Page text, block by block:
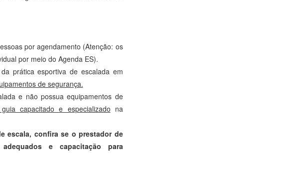
por agendamento (Atenção: os
por meio do Agenda ES).
prática esportiva de escalada em
de segurança.
e não possua equipamentos de
capacitado e especializado na
escala, confira se o prestador de
e capacitação para